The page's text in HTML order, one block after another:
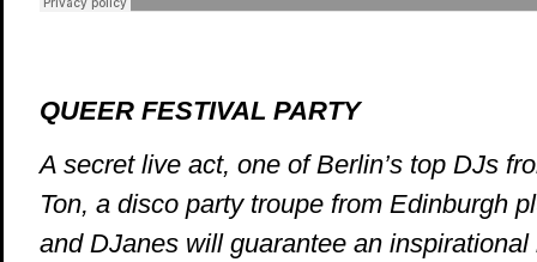
QUEER FESTIVAL PARTY
A secret live act, one of Berlin’s top DJs
Ton, a disco party troupe from Edinburgh
and DJanes will guarantee an